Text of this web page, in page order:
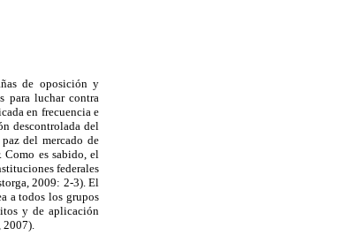
de oposición y
para luchar contra
en frecuencia e
descontrolada del
del mercado de
Como es sabido, el
federales
2009: 2-3). El
a todos los grupos
y de aplicación
2007).